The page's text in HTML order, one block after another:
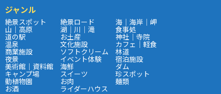
ジャンル
絶景スポット 絶景ロード 海｜海岸｜岬
山｜高原 湖｜川｜滝 食事処
道の駅 お土産 神社｜寺院
温泉 文化施設 カフェ｜軽食
商業施設 ソフトクリーム 林道
夜景 イベント体験 宿泊施設
美術館｜資料館 海鮮 ダム
キャンプ場 スイーツ 珍スポット
動植物園 お肉 麺類
お酒 ライダーハウス